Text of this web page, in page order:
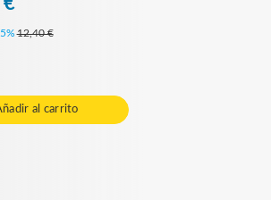
12,40 €
al carrito